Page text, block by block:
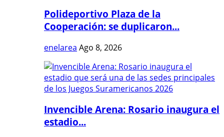
Polideportivo Plaza de la
Cooperación: se duplicaron...
enelarea Ago 8, 2026
Invencible Arena: Rosario inaugura el
estadio...